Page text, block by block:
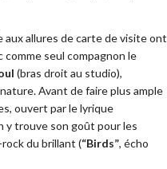
aux allures de carte de visite ont
seul compagnon le
(bras droit au studio),
Avant de faire plus ample
ouvert par le lyrique
y trouve son goût pour les
rock du brillant (“Birds”, écho